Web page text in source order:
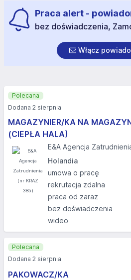
Praca alert -
bez doświadczenia,
Włącz
MAGAZYNIER/KA NA
(CIEPŁA HALA)
E&A Agencja
Holandia
umowa o pracę
rekrutacja zdalna
praca od zaraz
bez doświadczenia
wideo
Polecana
Dodana 2 sierpnia
PAKOWACZ/KA
Polecana
Dodana 2 sierpnia